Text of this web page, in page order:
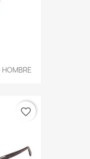
favorite_border